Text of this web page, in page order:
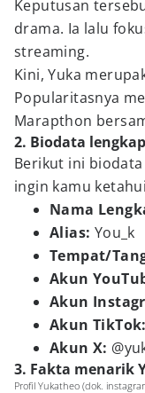
Keputusan
drama. Ia lalu
streaming.
Kini, Yuka
Popularitasnya
Marapthon
2. Biodata
Berikut ini
ingin kamu
Nama
Alias: You_k
Tempat/
Akun
Akun
Akun TikTok:
Akun X:
3. Fakta menarik
Profil Yukatheo (dok.